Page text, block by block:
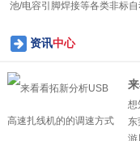
池/电容引脚焊接等各类非标
资讯中心
想
游